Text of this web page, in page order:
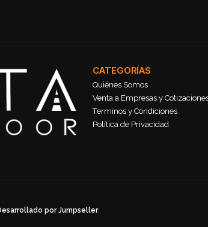
CATEGORÍAS
Quiénes Somos
Venta a Empresas y
Terminos y Condiciones
Política de Privacidad
por Jumpseller.